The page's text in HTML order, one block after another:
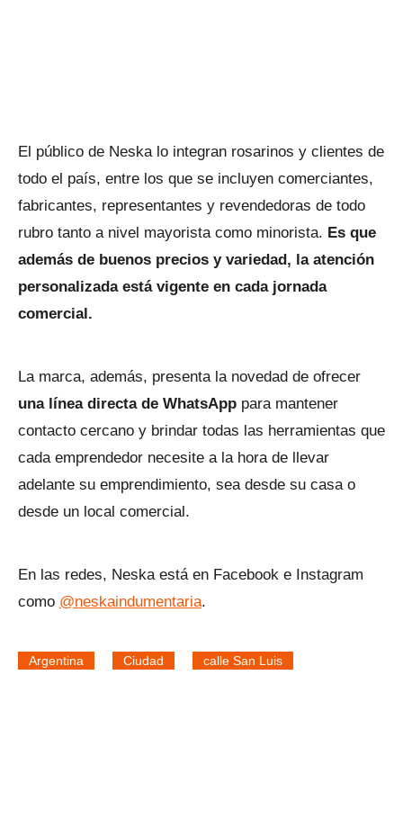
El público de Neska lo integran rosarinos y clientes de
todo el país, entre los que se incluyen comerciantes,
fabricantes, representantes y revendedoras de todo
rubro tanto a nivel mayorista como minorista. Es que
además de buenos precios y variedad, la atención
personalizada está vigente en cada jornada
comercial.
La marca, además, presenta la novedad de ofrecer
una línea directa de WhatsApp para mantener
contacto cercano y brindar todas las herramientas que
cada emprendedor necesite a la hora de llevar
adelante su emprendimiento, sea desde su casa o
desde un local comercial.
En las redes, Neska está en Facebook e Instagram
como @neskaindumentaria.
Argentina Ciudad calle San Luis